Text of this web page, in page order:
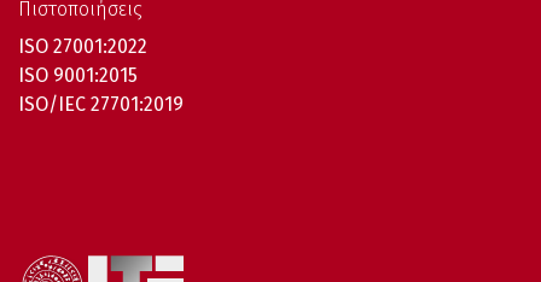
Πιστοποιήσεις
ISO 27001:2022
ISO 9001:2015
ISO/IEC 27701:2019